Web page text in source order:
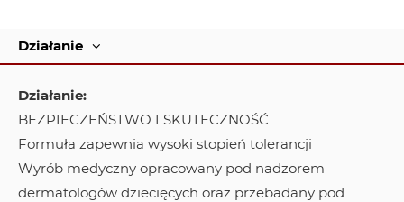
Działanie
Działanie:
BEZPIECZEŃSTWO I SKUTECZNOŚĆ
Formuła zapewnia wysoki stopień tolerancji
Wyrób medyczny opracowany pod nadzorem
dermatologów dziecięcych oraz przebadany pod